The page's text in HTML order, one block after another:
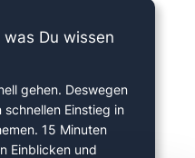
was Du wissen
gehen. Deswegen
Einstieg in
15 Minuten
Einblicken und